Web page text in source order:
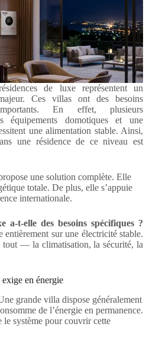
de luxe représentent un
Ces villas ont des besoins
En effet, plusieurs
équipements domotiques et une
une alimentation stable. Ainsi,
une résidence de ce niveau est
une solution complète. Elle
totale. De plus, elle s’appuie
internationale.
t-elle des besoins spécifiques ?
entièrement sur une électricité stable.
tout — la climatisation, la sécurité, la
en énergie
grande villa dispose généralement
de l’énergie en permanence.
système pour couvrir cette